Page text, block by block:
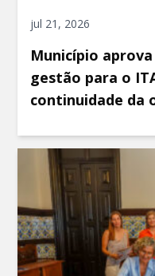
jul 21, 2026
Município
gestão para o
continuidade